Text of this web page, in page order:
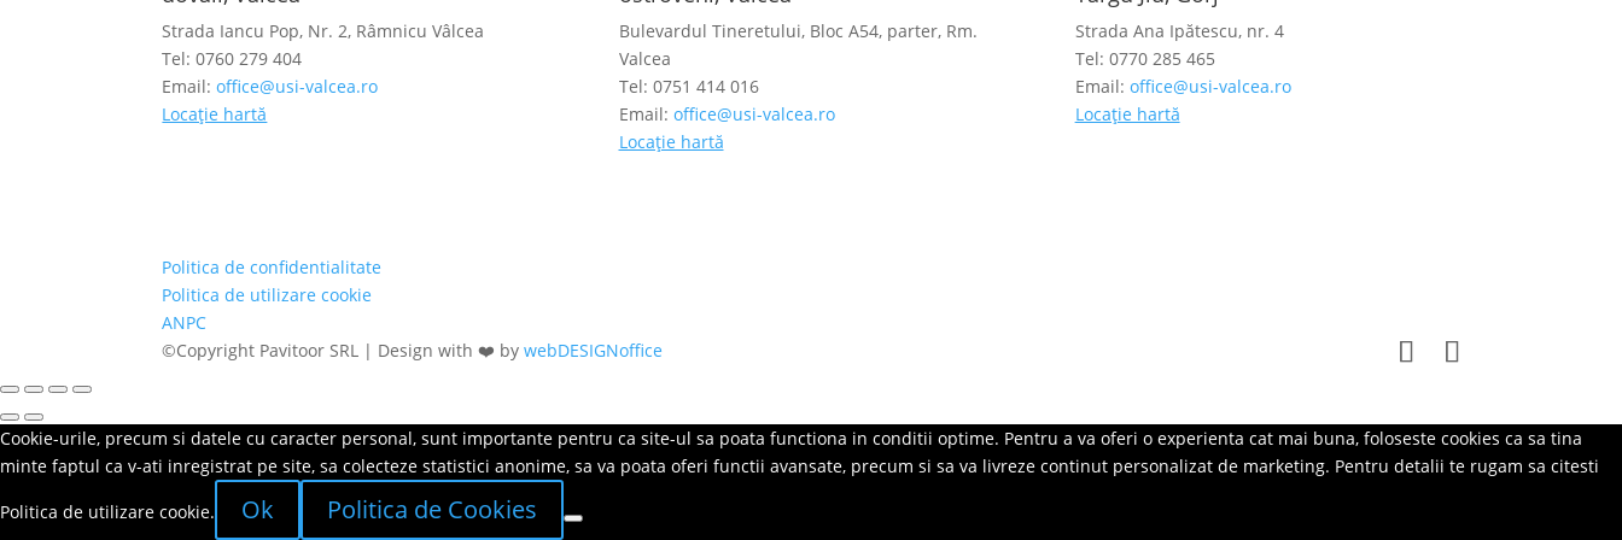
Strada Iancu Pop, Nr. 2, Râmnicu Vâlcea
Tel: 0760 279 404
Email:office@usi-valcea.ro
Locație hartă
Bulevardul Tineretului, Bloc A54, parter, Rm.
Valcea
Tel: 0751 414 016
Email: office@usi-valcea.ro
Locație hartă
Strada Ana Ipătescu, nr. 4
Tel: 0770 285 465
Email: office@usi-valcea.ro
Locație hartă
Politica de confidentialitate
Politica de utilizare cookie
ANPC
©Copyright Pavitoor SRL | Design with ❤️ bywebDESIGNoffice
Cookie-urile, precum si datele cu caracter personal, sunt importante pentru ca site-ul sa poata functiona in conditii optime. Pentru a va oferi o experienta cat mai buna, foloseste cookies ca sa tina
minte faptul ca v-ati inregistrat pe site, sa colecteze statistici anonime, sa va poata oferi functii avansate, precum si sa va livreze continut personalizat de marketing. Pentru detalii te rugam sa citesti
Politica de utilizare cookie.
Ok Politica de Cookies